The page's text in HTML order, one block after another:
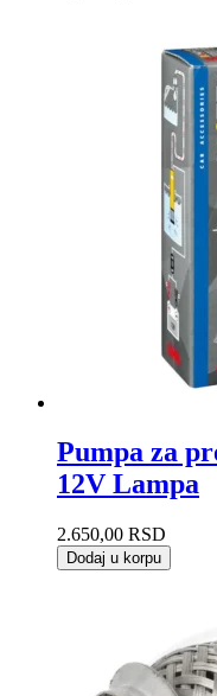
Pumpa za
12V Lampa
2.650,00 RSD
Dodaj u korpu